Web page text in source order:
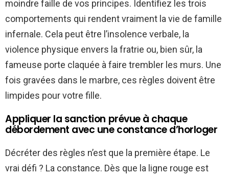
moindre faille de vos principes. Identifiez les trois
comportements qui rendent vraiment la vie de famille
infernale. Cela peut être l’insolence verbale, la
violence physique envers la fratrie ou, bien sûr, la
fameuse porte claquée à faire trembler les murs. Une
fois gravées dans le marbre, ces règles doivent être
limpides pour votre fille.
Appliquer la sanction prévue à chaque
débordement avec une constance d’horloger
Décréter des règles n’est que la première étape. Le
vrai défi ? La constance. Dès que la ligne rouge est